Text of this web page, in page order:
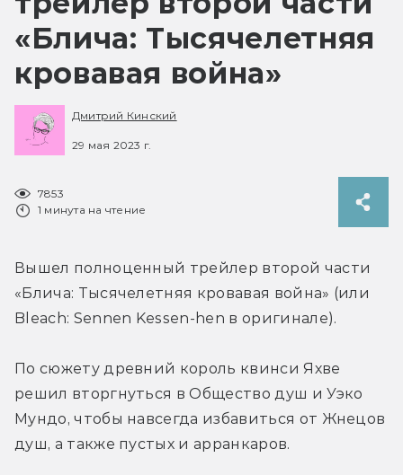
«Блича: Тысячелетняя
кровавая война»
Дмитрий Кинский
29 мая 2023 г.
7853
1 минута на чтение
Вышел полноценный трейлер второй части
«Блича: Тысячелетняя кровавая война» (или
Bleach: Sennen Kessen-hen в оригинале).
По сюжету древний король квинси Яхве
решил вторгнуться в Общество душ и Уэко
Мундо, чтобы навсегда избавиться от Жнецов
душ, а также пустых и арранкаров.